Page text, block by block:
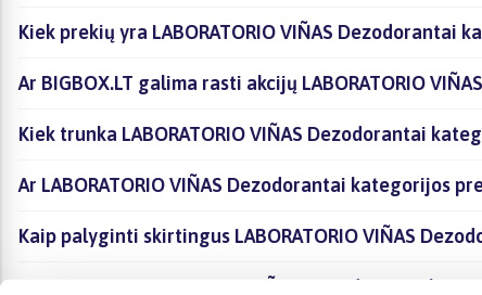
Kiek prekių yra LABORATORIO VIÑAS
Ar BIGBOX.LT galima rasti akcijų LABORATORIO
Kiek trunka LABORATORIO VIÑAS Dezodorantai
Ar LABORATORIO VIÑAS Dezodorantai kategorijos
Kaip palyginti skirtingus LABORATORIO VIÑAS
Kaip įsigyti LABORATORIO VIÑAS Dezodorantai